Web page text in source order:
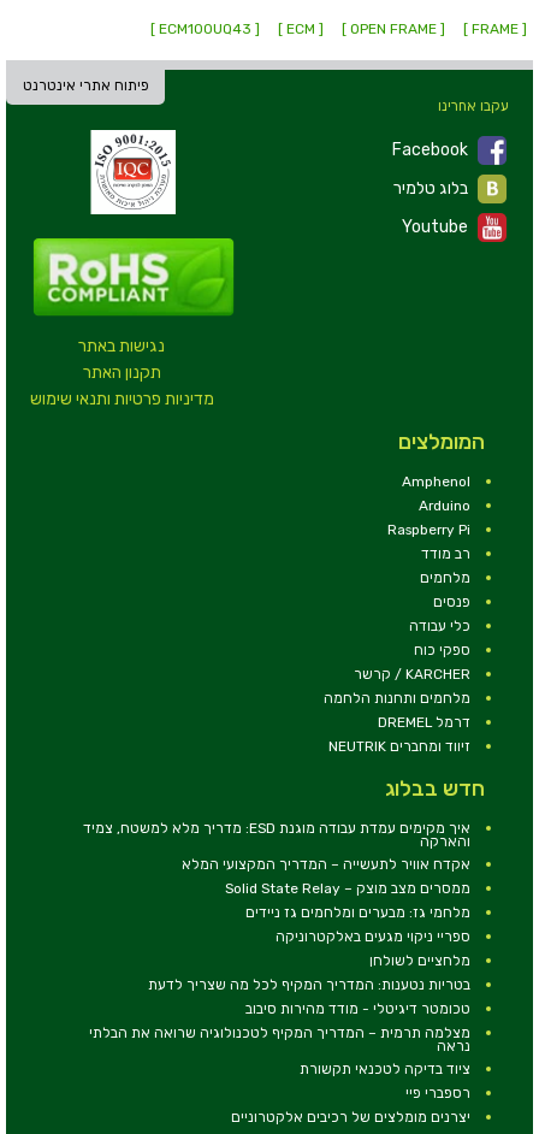
[ FRAME ]
[ OPEN FRAME ]
[ ECM ]
[ ECM100UQ43 ]
פיתוח אתרי אינטרנט
נגישות באתר
תקנון האתר
מדיניות פרטיות ותנאי שימוש
עקבו אחרינו
Facebook
Youtube
המומלצים
Amphenol
Arduino
Raspberry Pi
רב מודד
מלחמים
פנסים
כלי עבודה
ספקי כוח
KARCHER / קרשר
מלחמים ותחנות הלחמה
דרמל DREMEL
זיווד ומחברים NEUTRIK
חדש בבלוג
איך מקימים עמדת עבודה מוגנת ESD: מדריך מלא למשטח, צמיד
והארקה
אקדח אוויר לתעשייה – המדריך המקצועי המלא
ממסרים מצב מוצק – Solid State Relay
מלחמי גז: מבערים ומלחמים גז ניידים
ספריי ניקוי מגעים באלקטרוניקה
מלחציים לשולחן
בטריות נטענות: המדריך המקיף לכל מה שצריך לדעת
טכומטר דיגיטלי - מודד מהירות סיבוב
מצלמה תרמית – המדריך המקיף לטכנולוגיה שרואה את הבלתי
נראה
ציוד בדיקה לטכנאי תקשורת
רספברי פיי
יצרנים מומלצים של רכיבים אלקטרוניים